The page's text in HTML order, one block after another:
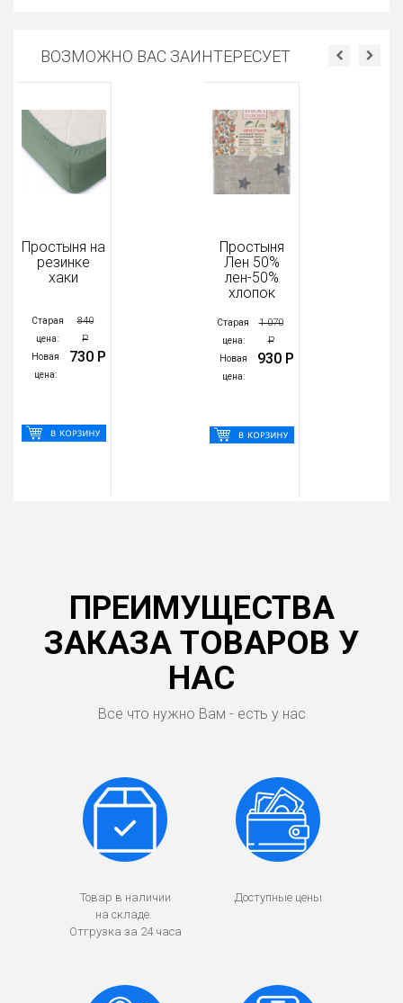
ВОЗМОЖНО ВАС ЗАИНТЕРЕСУЕТ
Простыня на
резинке
хаки
Старая
цена:
840
Р
Новая
цена:
730 Р
Простыня
Лен 50%
лен-50%
хлопок
Старая
цена:
1 070
Р
Новая
цена:
930 Р
ПРЕИМУЩЕСТВА
ЗАКАЗА ТОВАРОВ У
НАС
Все что нужно Вам - есть у нас
Товар в наличии
на складе.
Отгрузка за 24 часа
Доступные цены